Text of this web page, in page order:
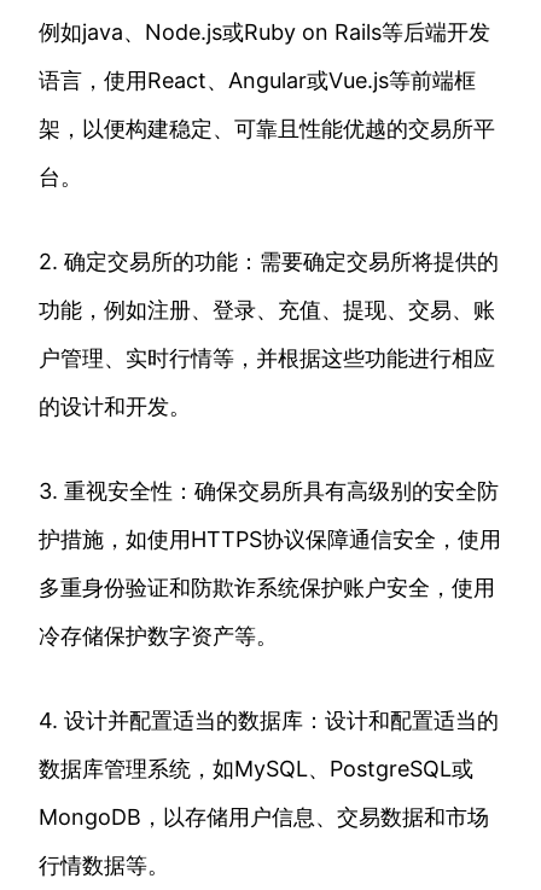
例如java、Node.js或Ruby on Rails等后端开发
语言，使用React、Angular或Vue.js等前端框
架，以便构建稳定、可靠且性能优越的交易所平
台。
2. 确定交易所的功能：需要确定交易所将提供的
功能，例如注册、登录、充值、提现、交易、账
户管理、实时行情等，并根据这些功能进行相应
的设计和开发。
3. 重视安全性：确保交易所具有高级别的安全防
护措施，如使用HTTPS协议保障通信安全，使用
多重身份验证和防欺诈系统保护账户安全，使用
冷存储保护数字资产等。
4. 设计并配置适当的数据库：设计和配置适当的
数据库管理系统，如MySQL、PostgreSQL或
MongoDB，以存储用户信息、交易数据和市场
行情数据等。